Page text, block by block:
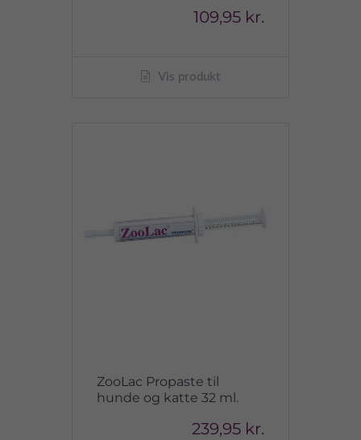
109,95 kr.
Vis produkt
ZooLac Propaste til
hunde og katte 32 ml.
239,95 kr.